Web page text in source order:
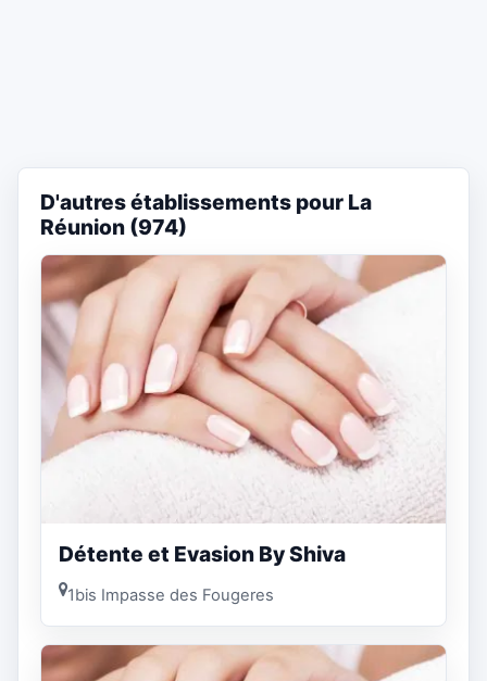
D'autres établissements pour La
Réunion (974)
Détente et Evasion By Shiva
1bis Impasse des Fougeres